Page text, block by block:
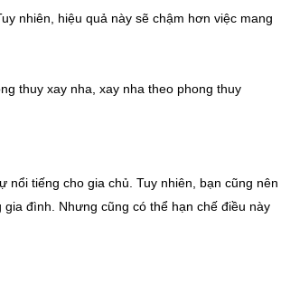
nhiên, hiệu quả này sẽ chậm hơn việc mang
tiếng cho gia chủ. Tuy nhiên, bạn cũng nên
đình. Nhưng cũng có thể hạn chế điều này